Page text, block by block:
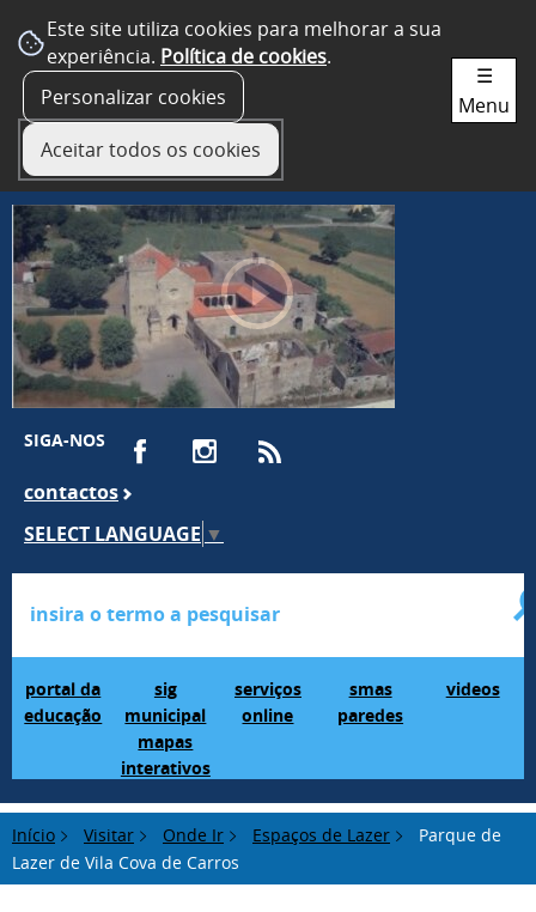
Este site utiliza cookies para melhorar a sua
experiência. Política de cookies.
Personalizar cookies
Aceitar todos os cookies
SIGA-NOS
contactos
SELECT LANGUAGE ▼
portal da
educação
sig
municipal
mapas
interativos
serviços
online
smas
paredes
videos
☰
Menu
Início Visitar Onde Ir Espaços de Lazer
Parque de
Lazer de Vila Cova de Carros